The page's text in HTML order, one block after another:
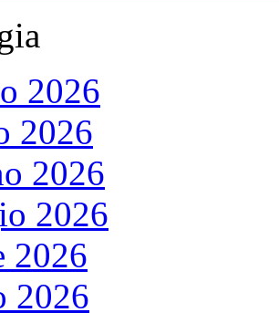
2026
2026
2026
2026
2026
2026